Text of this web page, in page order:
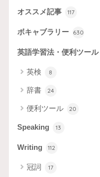
オススメ記事 117
ボキャブラリー 630
英語学習法・便利ツール
英検 8
辞書 24
便利ツール 20
Speaking 13
Writing 112
冠詞 17